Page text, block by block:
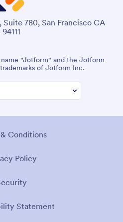
780, San Francisco CA
94111
"Jotform" and the Jotform
of Jotform Inc.
Conditions
Policy
Statement